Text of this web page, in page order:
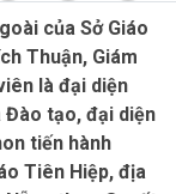
của Sở Giáo
Thuận, Giám
là đại diện
Đào tạo, đại diện
tiến hành
Tiên Hiệp, địa